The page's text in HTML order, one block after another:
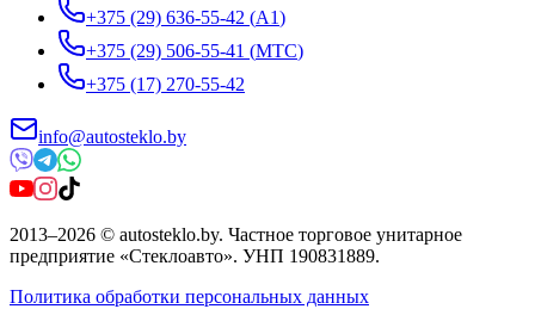
+375 (29) 636-55-42 (A1)
+375 (29) 506-55-41 (МТС)
+375 (17) 270-55-42
info@autosteklo.by
2013–2026 © autosteklo.by. Частное торговое унитарное
предприятие «Стеклоавто». УНП 190831889.
Политика обработки персональных данных